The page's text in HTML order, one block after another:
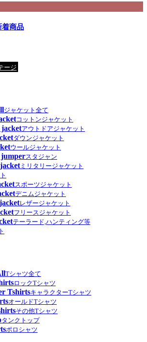
着商品
ージ
ジャケット全て
コットンジャケット
アウトドアジャケット
ダウンジャケット
ウールジャケット
スタジャン
ミリタリージャケット
スポーツジャケット
デニムジャケット
レザージャケット
フリースジャケット
テーラード,ハンティング等
Tシャツ全て
ロックTシャツ
TshirtsキャラクターTシャツ
オールドTシャツ
その他Tシャツ
タンクトップ
ポロシャツ